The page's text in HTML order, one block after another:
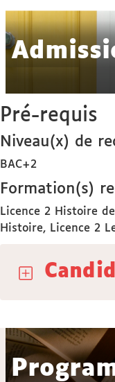
Pré-requis
Niveau(x) de
BAC+2
Formation(s)
Licence 2 Histoire
Histoire, Licence 2